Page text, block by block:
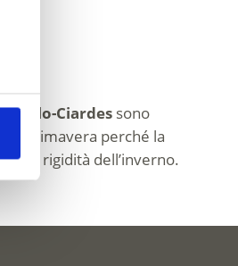
Ciardessono
in primavera perché la
rigidità dell’inverno.